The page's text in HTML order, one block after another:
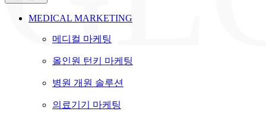
MEDICAL MARKETING
메디컬 마케팅
올인원 턴키 마케팅
병원 개원 솔루션
의료기기 마케팅